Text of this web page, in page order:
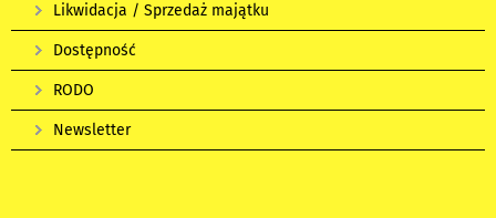
Likwidacja / Sprzedaż majątku
Dostępność
RODO
Newsletter